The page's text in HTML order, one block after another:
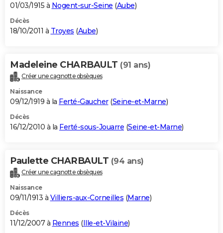
01/03/1915 à Nogent-sur-Seine (Aube)
Décès
18/10/2011 à Troyes (Aube)
Madeleine CHARBAULT (91 ans)
Créer une cagnotte obsèques
Naissance
09/12/1919 à la Ferté-Gaucher(Seine-et-Marne)
Décès
16/12/2010 à la Ferté-sous-Jouarre (Seine-et-Marne)
Paulette CHARBAULT (94 ans)
Créer une cagnotte obsèques
Naissance
09/11/1913 à Villiers-aux-Corneilles (Marne)
Décès
11/12/2007 à Rennes (Ille-et-Vilaine)